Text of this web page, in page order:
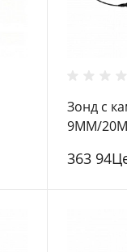
Зонд с
9MM/
363